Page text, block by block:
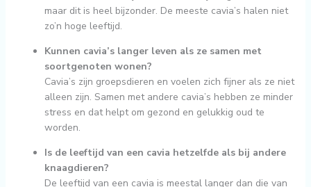
maar dit is heel bijzonder. De meeste cavia’s halen niet
zo’n hoge leeftijd.
Kunnen cavia’s langer leven als ze samen met
soortgenoten wonen?
Cavia’s zijn groepsdieren en voelen zich fijner als ze niet
alleen zijn. Samen met andere cavia’s hebben ze minder
stress en dat helpt om gezond en gelukkig oud te
worden.
Is de leeftijd van een cavia hetzelfde als bij andere
knaagdieren?
De leeftijd van een cavia is meestal langer dan die van